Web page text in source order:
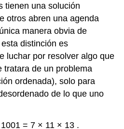
tienen una solución
otros abren una agenda
manera obvia de
distinción es
luchar por resolver algo que
tratara de un problema
ordenada), solo para
de lo que uno
1001 = 7 × 11 × 13 .